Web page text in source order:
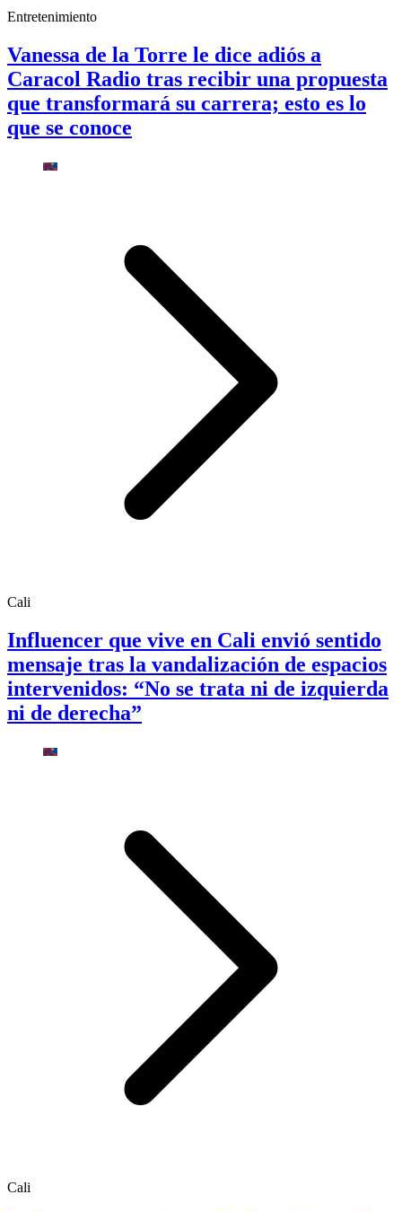
Entretenimiento
Vanessa de la Torre le dice adiós a
Caracol Radio tras recibir una propuesta
que transformará su carrera; esto es lo
que se conoce
Cali
Influencer que vive en Cali envió sentido
mensaje tras la vandalización de espacios
intervenidos: “No se trata ni de izquierda
ni de derecha”
Cali